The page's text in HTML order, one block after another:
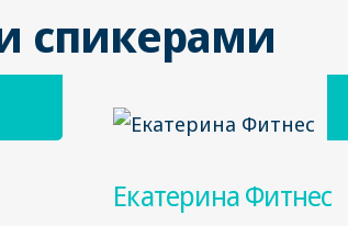
спикерами
Екатерина Фитнес